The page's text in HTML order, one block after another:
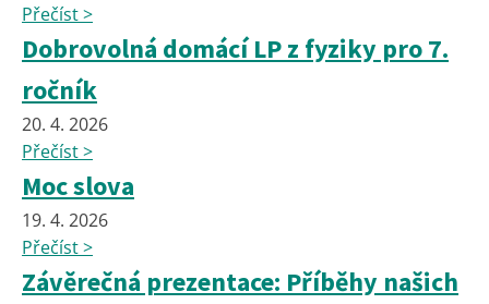
Přečíst >
Dobrovolná domácí LP z fyziky pro 7.
ročník
20. 4. 2026
Přečíst >
Moc slova
19. 4. 2026
Přečíst >
Závěrečná prezentace: Příběhy našich